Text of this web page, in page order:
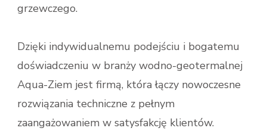
grzewczego.
Dzięki indywidualnemu podejściu i bogatemu
doświadczeniu w branży wodno-geotermalnej
Aqua-Ziem jest firmą, która łączy nowoczesne
rozwiązania techniczne z pełnym
zaangażowaniem w satysfakcję klientów.